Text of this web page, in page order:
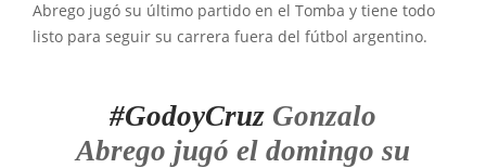
Abrego jugó su último partido en el Tomba y tiene todo
listo para seguir su carrera fuera del fútbol argentino.
#GodoyCruz Gonzalo
Abrego jugó el domingo su